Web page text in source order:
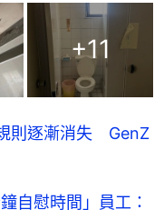
+11
則逐漸消失 GenZ
自慰時間」員工：